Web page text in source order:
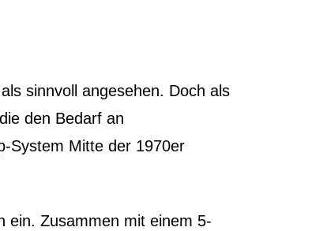
sinnvoll angesehen. Doch als
den Bedarf an
System Mitte der 1970er
ein. Zusammen mit einem 5-